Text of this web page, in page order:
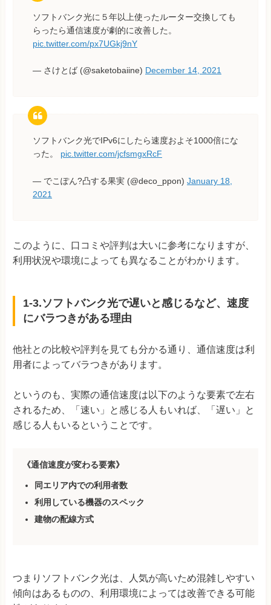
ソフトバンク光に５年以上使ったルーター交換しても
らったら通信速度が劇的に改善した。
pic.twitter.com/px7UGkj9nY
— さけとば (@saketobaiine) December 14, 2021
ソフトバンク光でIPv6にしたら速度およそ1000倍にな
った。 pic.twitter.com/jcfsmgxRcF
— でこぽん?凸する果実 (@deco_ppon) January 18,
2021
このように、口コミや評判は大いに参考になりますが、
利用状況や環境によっても異なることがわかります。
1-3.ソフトバンク光で遅いと感じるなど、速度
にバラつきがある理由
他社との比較や評判を見ても分かる通り、通信速度は利
用者によってバラつきがあります。
というのも、実際の通信速度は以下のような要素で左右
されるため、「速い」と感じる人もいれば、「遅い」と
感じる人もいるということです。
《通信速度が変わる要素》
同エリア内での利用者数
利用している機器のスペック
建物の配線方式
つまりソフトバンク光は、人気が高いため混雑しやすい
傾向はあるものの、利用環境によっては改善できる可能